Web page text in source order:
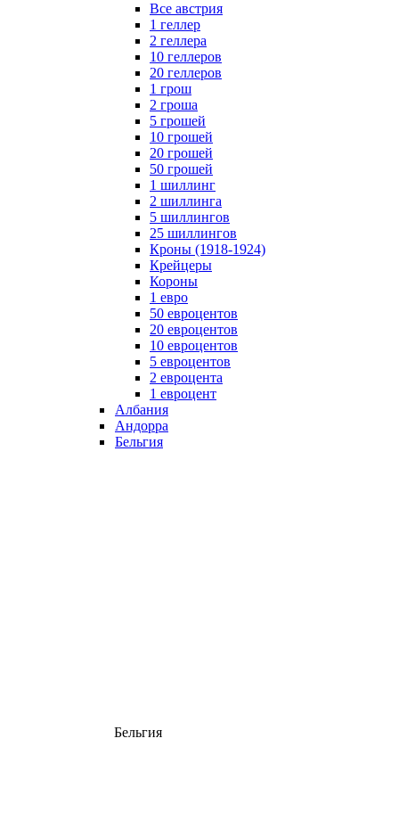
Все австрия
1 геллер
2 геллера
10 геллеров
20 геллеров
1 грош
2 гроша
5 грошей
10 грошей
20 грошей
50 грошей
1 шиллинг
2 шиллинга
5 шиллингов
25 шиллингов
Кроны (1918-1924)
Крейцеры
Короны
1 евро
50 евроцентов
20 евроцентов
10 евроцентов
5 евроцентов
2 евроцента
1 евроцент
Албания
Андорра
Бельгия
Бельгия